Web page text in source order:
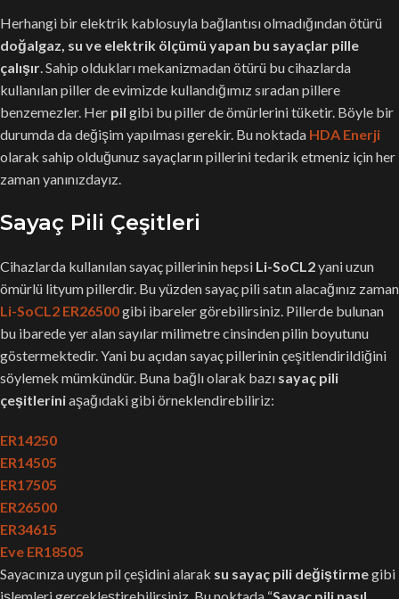
Herhangi bir elektrik kablosuyla bağlantısı olmadığından ötürü
doğalgaz, su ve elektrik ölçümü yapan bu sayaçlar pille
çalışır. Sahip oldukları mekanizmadan ötürü bu cihazlarda
kullanılan piller de evimizde kullandığımız sıradan pillere
benzemezler. Her pil gibi bu piller de ömürlerini tüketir. Böyle bir
durumda da değişim yapılması gerekir. Bu noktada HDA Enerji
olarak sahip olduğunuz sayaçların pillerini tedarik etmeniz için her
zaman yanınızdayız.
Sayaç Pili Çeşitleri
Cihazlarda kullanılan sayaç pillerinin hepsi Li-SoCL2yani uzun
ömürlü lityum pillerdir. Bu yüzden sayaç pili satın alacağınız zaman
Li-SoCL2 ER26500gibi ibareler görebilirsiniz. Pillerde bulunan
bu ibarede yer alan sayılar milimetre cinsinden pilin boyutunu
göstermektedir. Yani bu açıdan sayaç pillerinin çeşitlendirildiğini
söylemek mümkündür. Buna bağlı olarak bazı sayaç pili
çeşitleriniaşağıdaki gibi örneklendirebiliriz:
ER14250
ER14505
ER17505
ER26500
ER34615
Eve ER18505
Sayacınıza uygun pil çeşidini alarak su sayaç pili değiştirmegibi